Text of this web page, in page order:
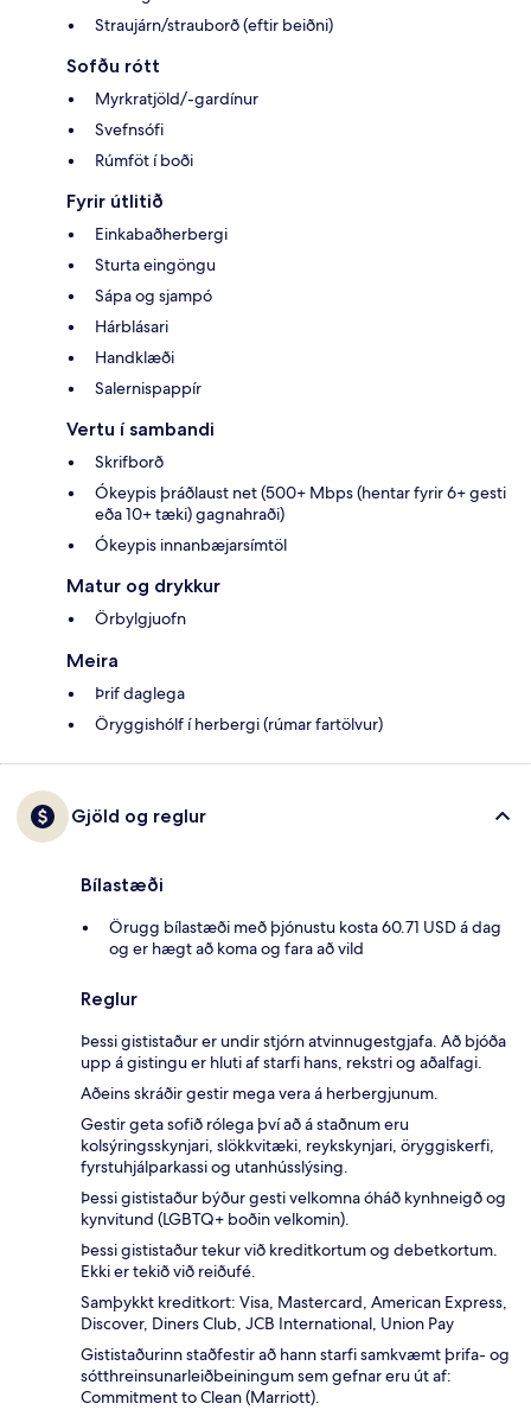
Straujárn/strauborð (eftir beiðni)
Sofðu rótt
Myrkratjöld/-gardínur
Svefnsófi
Rúmföt í boði
Fyrir útlitið
Einkabaðherbergi
Sturta eingöngu
Sápa og sjampó
Hárblásari
Handklæði
Salernispappír
Vertu í sambandi
Skrifborð
Ókeypis þráðlaust net (500+ Mbps (hentar fyrir 6+ gesti
eða 10+ tæki) gagnahraði)
Ókeypis innanbæjarsímtöl
Matur og drykkur
Örbylgjuofn
Meira
Þrif daglega
Öryggishólf í herbergi (rúmar fartölvur)
Gjöld og reglur
Bílastæði
Örugg bílastæði með þjónustu kosta 60.71 USD á dag
og er hægt að koma og fara að vild
Reglur
Þessi gististaður er undir stjórn atvinnugestgjafa. Að bjóða
upp á gistingu er hluti af starfi hans, rekstri og aðalfagi.
Aðeins skráðir gestir mega vera á herbergjunum.
Gestir geta sofið rólega því að á staðnum eru
kolsýringsskynjari, slökkvitæki, reykskynjari, öryggiskerfi,
fyrstuhjálparkassi og utanhússlýsing.
Þessi gististaður býður gesti velkomna óháð kynhneigð og
kynvitund (LGBTQ+ boðin velkomin).
Þessi gististaður tekur við kreditkortum og debetkortum.
Ekki er tekið við reiðufé.
Samþykkt kreditkort: Visa, Mastercard, American Express,
Discover, Diners Club, JCB International, Union Pay
Gististaðurinn staðfestir að hann starfi samkvæmt þrifa- og
sótthreinsunarleiðbeiningum sem gefnar eru út af:
Commitment to Clean (Marriott).